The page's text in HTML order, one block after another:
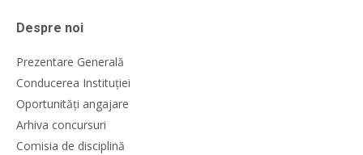
Despre noi
Prezentare Generală
Conducerea Instituției
Oportunități angajare
Arhiva concursuri
Comisia de disciplină